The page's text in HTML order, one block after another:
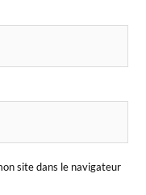
site dans le navigateur